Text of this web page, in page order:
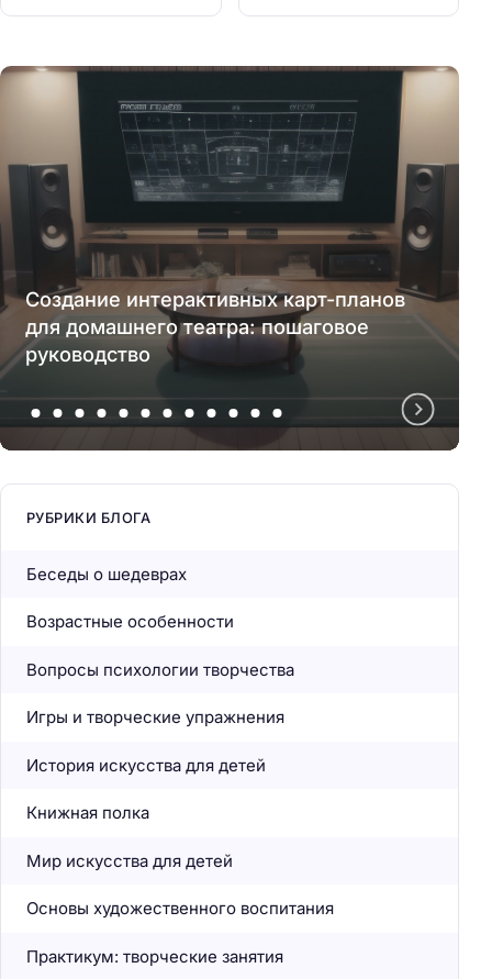
Создание интерактивных карт-планов
для домашнего театра: пошаговое
руководство
РУБРИКИ БЛОГА
Беседы о шедеврах
Возрастные особенности
Вопросы психологии творчества
Игры и творческие упражнения
История искусства для детей
Книжная полка
Мир искусства для детей
Основы художественного воспитания
Практикум: творческие занятия